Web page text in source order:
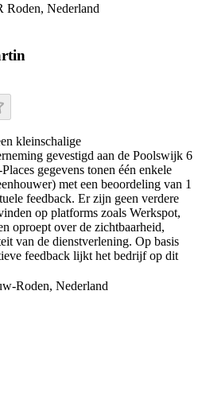
Roden, Nederland
kleinschalige
gevestigd aan de Poolswijk 6
gegevens tonen één enkele
met een beoordeling van 1
feedback. Er zijn geen verdere
op platforms zoals Werkspot,
oproept over de zichtbaarheid,
van de dienstverlening. Op basis
feedback lijkt het bedrijf op dit
Roden, Nederland